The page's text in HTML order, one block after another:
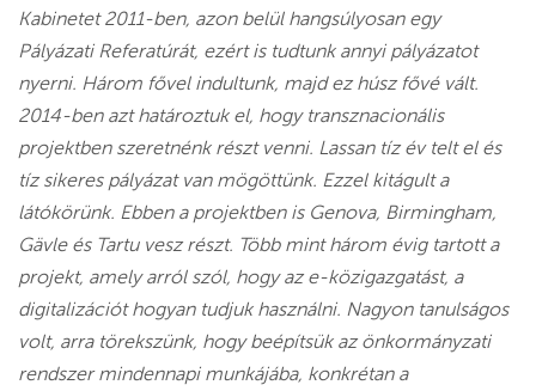
Kabinetet 2011-ben, azon belül hangsúlyosan egy
Pályázati Referatúrát, ezért is tudtunk annyi pályázatot
nyerni. Három fővel indultunk, majd ez húsz fővé vált.
2014-ben azt határoztuk el, hogy transznacionális
projektben szeretnénk részt venni. Lassan tíz év telt el és
tíz sikeres pályázat van mögöttünk. Ezzel kitágult a
látókörünk. Ebben a projektben is Genova, Birmingham,
Gävle és Tartu vesz részt. Több mint három évig tartott a
projekt, amely arról szól, hogy az e-közigazgatást, a
digitalizációt hogyan tudjuk használni. Nagyon tanulságos
volt, arra törekszünk, hogy beépítsük az önkormányzati
rendszer mindennapi munkájába, konkrétan a